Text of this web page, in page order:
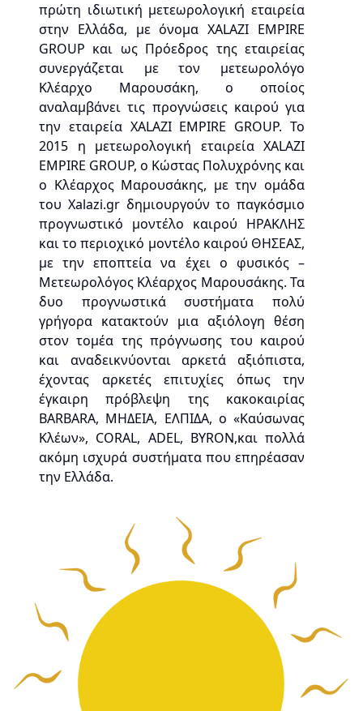
πρώτη ιδιωτική μετεωρολογική εταιρεία
στην Ελλάδα, με όνομα XALAZI EMPIRE
GROUP και ως Πρόεδρος της εταιρείας
συνεργάζεται με τον μετεωρολόγο
Κλέαρχο Μαρουσάκη, ο οποίος
αναλαμβάνει τις προγνώσεις καιρού για
την εταιρεία XALAZI EMPIRE GROUP. Το
2015 η μετεωρολογική εταιρεία XALAZI
EMPIRE GROUP, ο Κώστας Πολυχρόνης και
ο Κλέαρχος Μαρουσάκης, με την ομάδα
του Xalazi.gr δημιουργούν το παγκόσμιο
προγνωστικό μοντέλο καιρού ΗΡΑΚΛΗΣ
και το περιοχικό μοντέλο καιρού ΘΗΣΕΑΣ,
με την εποπτεία να έχει ο φυσικός –
Μετεωρολόγος Κλέαρχος Μαρουσάκης. Τα
δυο προγνωστικά συστήματα πολύ
γρήγορα κατακτούν μια αξιόλογη θέση
στον τομέα της πρόγνωσης του καιρού
και αναδεικνύονται αρκετά αξιόπιστα,
έχοντας αρκετές επιτυχίες όπως την
έγκαιρη πρόβλεψη της κακοκαιρίας
BARBARA, ΜΗΔΕΙΑ, ΕΛΠΙΔΑ, ο «Καύσωνας
Κλέων», CORAL, ADEL, BYRON,και πολλά
ακόμη ισχυρά συστήματα που επηρέασαν
την Ελλάδα.